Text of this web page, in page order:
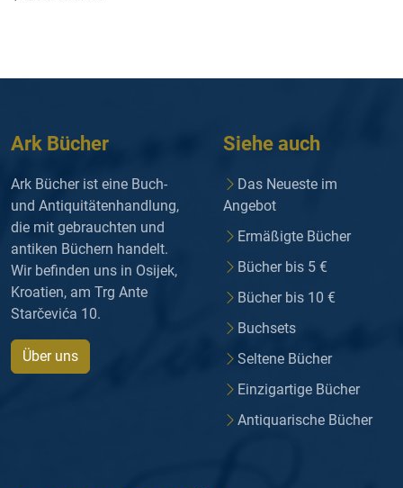
Ark Bücher
Ark Bücher ist eine Buch-
und Antiquitätenhandlung,
die mit gebrauchten und
antiken Büchern handelt.
Wir befinden uns in Osijek,
Kroatien, am Trg Ante
Starčevića 10.
Über uns
Siehe auch
Das Neueste im
Angebot
Ermäßigte Bücher
Bücher bis 5 €
Bücher bis 10 €
Buchsets
Seltene Bücher
Einzigartige Bücher
Antiquarische Bücher